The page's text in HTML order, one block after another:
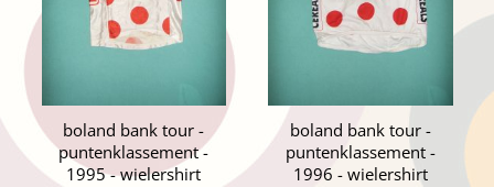
boland bank tour -
puntenklassement -
1995 - wielershirt
boland bank tour -
puntenklassement -
1996 - wielershirt